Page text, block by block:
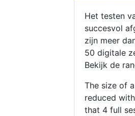
Het testen
succesvol
zijn meer
50 digitale
Bekijk de
The size of
reduced
that 4 full